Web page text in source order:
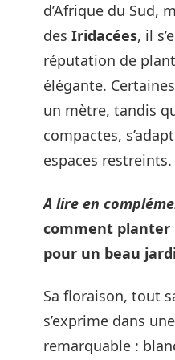
d’Afrique du Sud,
des Iridacées, il
réputation de
élégante.
un mètre, tandis
compactes,
espaces restreints.
A lire en
comment planter
pour un beau
Sa floraison, tout
s’exprime dans
remarquable :